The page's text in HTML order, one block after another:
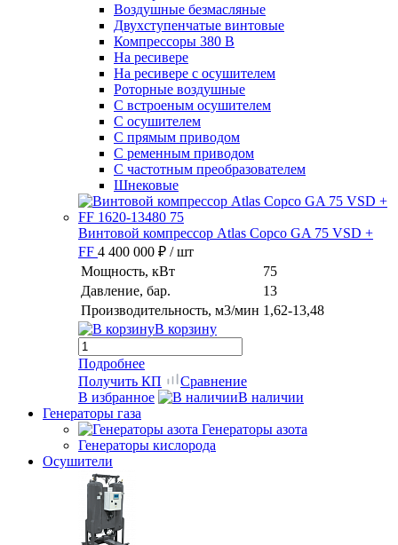
Воздушные безмасляные
Двухступенчатые винтовые
Компрессоры 380 В
На ресивере
На ресивере с осушителем
Роторные воздушные
С встроеным осушителем
С осушителем
С прямым приводом
С ременным приводом
С частотным преобразователем
Шнековые
Винтовой компрессор Atlas Copco GA 75 VSD +
FF 4 400 000 ₽ / шт
Мощность, кВт
75
Давление, бар.
13
Производительность, м3/мин 1,62-13,48
В корзину
Подробнее
Получить КП
Сравнение
В избранное
В наличии
Генераторы газа
Генераторы азота
Генераторы кислорода
Осушители